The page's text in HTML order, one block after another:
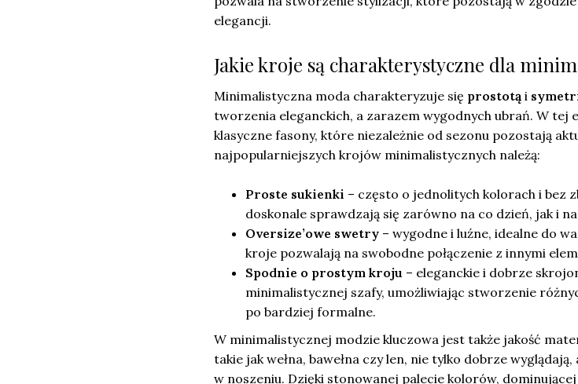
elegancji.
Jakie kroje są charakterystyczne dla
Minimalistyczna moda charakteryzuje się prostotą i
tworzenia eleganckich, a zarazem wygodnych ubrań. W tej
klasyczne fasony, które niezależnie od sezonu pozostają
najpopularniejszych krojów minimalistycznych należą:
Proste sukienki – często o jednolitych kolorach i bez
doskonale sprawdzają się zarówno na co dzień, jak i
Oversize’owe swetry – wygodne i luźne, idealne do
kroje pozwalają na swobodne połączenie z innymi
Spodnie o prostym kroju – eleganckie i dobrze
minimalistycznej szafy, umożliwiając stworzenie
po bardziej formalne.
W minimalistycznej modzie kluczowa jest także jakość
takie jak wełna, bawełna czy len, nie tylko dobrze
w noszeniu. Dzięki stonowanej palecie kolorów,